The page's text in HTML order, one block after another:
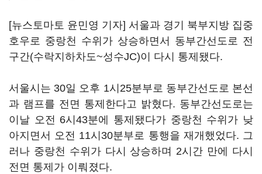
[뉴스토마토 윤민영 기자] 서울과 경기 북부지방 집중
호우로 중랑천 수위가 상승하면서 동부간선도로 전
구간(수락지하차도~성수JC)이 다시 통제됐다.
서울시는 30일 오후 1시25분부로 동부간선도로 본선
과 램프를 전면 통제한다고 밝혔다. 동부간선도로는
이날 오전 6시43분에 통제됐다가 중랑천 수위가 낮
아지면서 오전 11시30분부로 통행을 재개했었다. 그
러나 중랑천 수위가 다시 상승하며 2시간 만에 다시
전면 통제가 이뤄졌다.